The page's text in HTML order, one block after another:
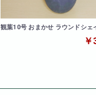
観葉10号 おまかせ ラウンドシェイプ黒鉢